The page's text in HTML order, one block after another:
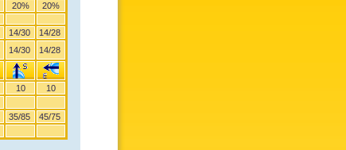
20% 20%
14/30 14/28
14/30 14/28
10 10
35/85 45/75